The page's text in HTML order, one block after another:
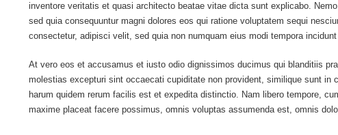
inventore veritatis et quasi architecto beatae vitae dicta sunt explicabo.
sed quia consequuntur magni dolores eos qui ratione voluptatem sequi
consectetur, adipisci velit, sed quia non numquam eius modi tempora
At vero eos et accusamus et iusto odio dignissimos ducimus qui blanditiis
molestias excepturi sint occaecati cupiditate non provident, similique sunt
harum quidem rerum facilis est et expedita distinctio. Nam libero tempore,
maxime placeat facere possimus, omnis voluptas assumenda est, omnis